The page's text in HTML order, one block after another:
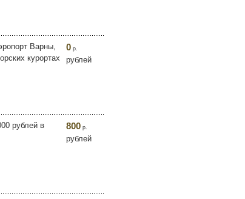
Варны,
курортах
0 р.
рублей
рублей в
800 р.
рублей